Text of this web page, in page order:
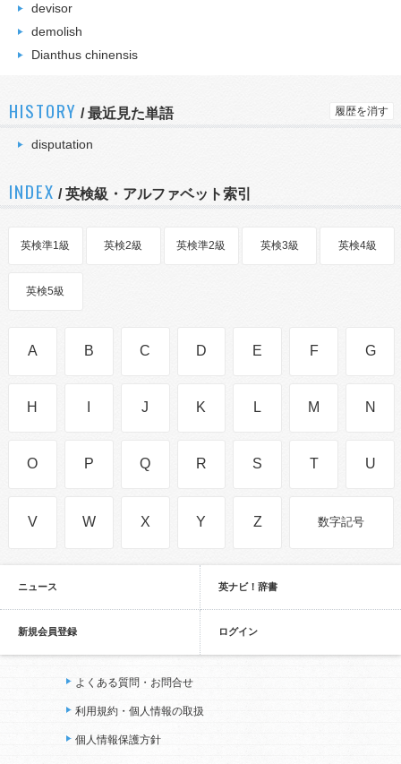
devisor
demolish
Dianthus chinensis
HISTORY /最近見た単語 履歴を消す
disputation
INDEX / 英検級・アルファベット索引
英検準1級 英検2級 英検準2級 英検3級 英検4級
英検5級
A B C D E F G
H J K L M N
O P Q R S T U
V W X Y Z 数字記号
ニュース 英ナビ！辞書
新規会員登録 ログイン
よくある質問・お問合せ
利用規約・個人情報の取扱
個人情報保護方針